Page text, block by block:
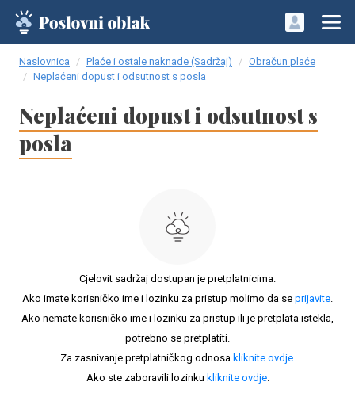
Naslovnica Plaće i ostale naknade (Sadržaj)
Obračun plaće
Neplaćeni dopust i odsutnost s posla
Neplaćeni dopust i odsutnost s
posla
Cjelovit sadržaj dostupan je pretplatnicima.
Ako imate korisničko ime i lozinku za pristup molimo da se prijavite.
Ako nemate korisničko ime i lozinku za pristup ili je pretplata istekla,
potrebno se pretplatiti.
Za zasnivanje pretplatničkog odnosa kliknite ovdje.
Ako ste zaboravili lozinku kliknite ovdje.